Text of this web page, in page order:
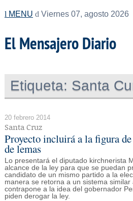
MENU Viernes 07, agosto 2026
El Mensajero Diario
Etiqueta: Santa
20 febrero 2014
Santa Cruz
Proyecto incluirá a la figura
de lemas
Lo presentará el diputado kirchnerista
alcance de la ley para que se puedan
candidato de un mismo partido a la
manera se retorna a un sistema
contrapone a la idea del gobernador
piden derogar la ley.